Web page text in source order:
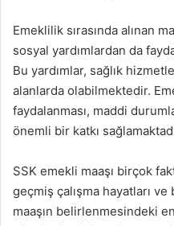
Emeklilik sırasında alınan
sosyal yardımlardan da
Bu yardımlar, sağlık
alanlarda olabilmektedir.
faydalanması, maddi
önemli bir katkı
SSK emekli maaşı birçok
geçmiş çalışma hayatları
maaşın belirlenmesindeki